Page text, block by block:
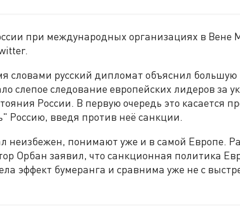
при международных организациях в Вене
словами русский дипломат объяснил большую
слепое следование европейских лидеров за
России. В первую очередь это касается
Россию, введя против неё санкции.
неизбежен, понимают уже и в самой Европе.
Орбан заявил, что санкционная политика
эффект бумеранга и сравнима уже не с